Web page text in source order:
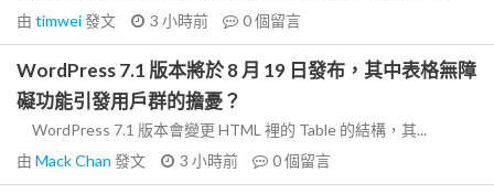
由 timwei發文 3 小時前 0個留言
WordPress 7.1 版本將於 8 月 19 日發布，其中表格無障
礙功能引發用戶群的擔憂？
WordPress 7.1 版本會變更 HTML 裡的 Table 的結構，其...
由 Mack Chan 發文 3 小時前 0個留言